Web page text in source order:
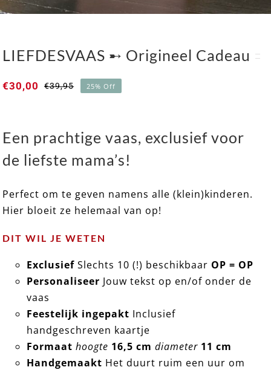
LIEFDESVAAS ➸ Origineel Cadeau
LIEFDESVAAS ➸ Origineel Cadeau
€39,95Oorspronkelijke
€30,00
Huidige
25% Off
Een prachtige vaas, exclusief voor
de liefste mama’s!
Perfect om te geven namens alle (klein)kinderen.
Hier bloeit ze helemaal van op!
DIT WIL JE WETEN
Exclusief Slechts 10 (!) beschikbaar OP = OP
Personaliseer Jouw tekst op en/of onder de
vaas
Feestelijk ingepakt Inclusief
handgeschreven kaartje
Formaathoogte 16,5 cmdiameter 11 cm
Handgemaakt Het duurt ruim een uur om